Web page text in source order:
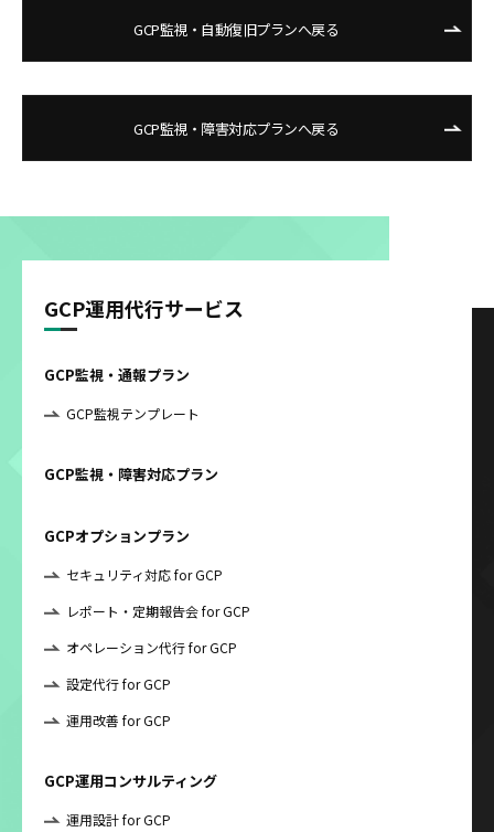
GCP監視・自動復旧プランへ戻る
GCP監視・障害対応プランへ戻る
GCP運用代行サービス
GCP監視・通報プラン
GCP監視テンプレート
GCP監視・障害対応プラン
GCPオプションプラン
セキュリティ対応 for GCP
レポート・定期報告会 for GCP
オペレーション代行 for GCP
設定代行 for GCP
運用改善 for GCP
GCP運用コンサルティング
運用設計 for GCP